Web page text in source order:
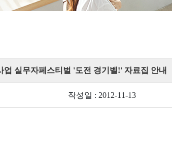
실무자페스티벌 '도전 경기벨!' 자료집 안내
작성일 : 2012-11-13